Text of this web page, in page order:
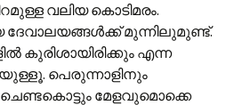
വലിയ കൊടിമരം.
ദേവാലയങ്ങൾക്ക് മുന്നിലുമുണ്ട്.
കുരിശായിരിക്കും എന്ന
പെരുന്നാളിനും
മേളവുമൊക്കെ